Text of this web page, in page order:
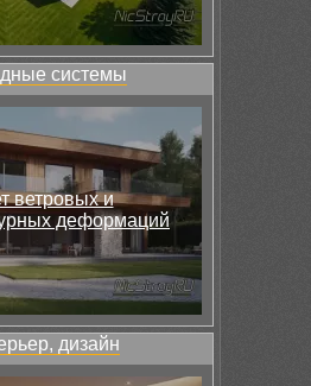
системы
ветровых и
деформаций
дизайн